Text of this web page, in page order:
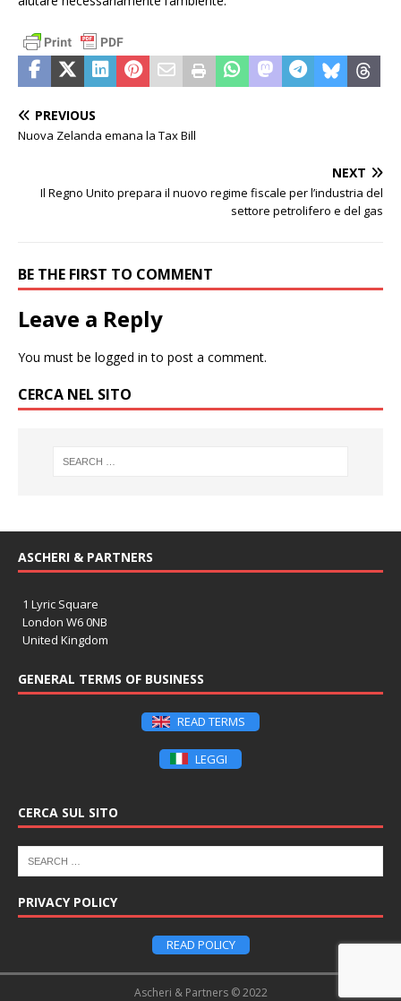
PREVIOUS
Nuova Zelanda emana la Tax Bill
NEXT
Il Regno Unito prepara il nuovo regime fiscale per l’industria del
settore petrolifero e del gas
BE THE FIRST TO COMMENT
Leave a Reply
You must be logged in to post a comment.
CERCA NEL SITO
ASCHERI & PARTNERS
1 Lyric Square
London W6 0NB
United Kingdom
GENERAL TERMS OF BUSINESS
READ TERMS
LEGGI
CERCA SUL SITO
PRIVACY POLICY
READ POLICY
Ascheri & Partners © 2022